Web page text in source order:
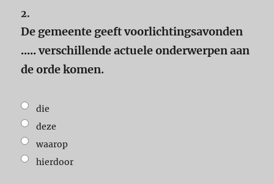
2.
De gemeente geeft voorlichtingsavonden
..... verschillende actuele onderwerpen aan
de orde komen.
die
deze
waarop
hierdoor